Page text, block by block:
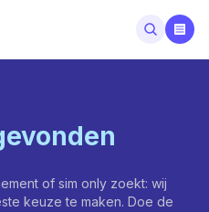
of sim only zoekt: wij
keuze te maken. Doe de